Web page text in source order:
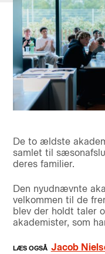
De to ældste
samlet til
deres familier.
Den nyudnævnte
velkommen til de
blev der holdt taler
akademister, som
Jacob